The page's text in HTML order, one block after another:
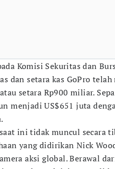
Komisi Sekuritas dan
dan setara kas GoPro
setara Rp900 miliar.
menjadi US$651 juta
ini tidak muncul secara
yang didirikan Nick
aksi global. Berawal